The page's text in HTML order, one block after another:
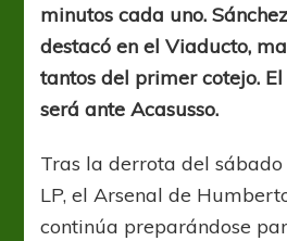
minutos cada uno.
destacó en el Viaducto,
tantos del primer cotejo.
será ante Acasusso.
Tras la derrota del
LP, el Arsenal de
continúa preparándose